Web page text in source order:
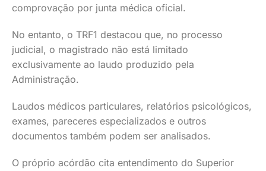
comprovação por junta médica oficial.
No entanto, o TRF1 destacou que, no processo
judicial, o magistrado não está limitado
exclusivamente ao laudo produzido pela
Administração.
Laudos médicos particulares, relatórios psicológicos,
exames, pareceres especializados e outros
documentos também podem ser analisados.
O próprio acórdão cita entendimento do Superior